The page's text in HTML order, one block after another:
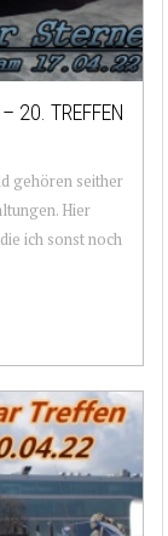
20. TREFFEN
gehören seither
Hier
ich sonst noch